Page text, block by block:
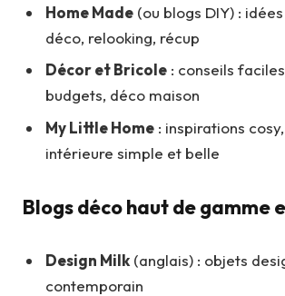
Home Made (ou blogs DIY) :
déco, relooking, récup
Décor et Bricole : conseils
budgets, déco maison
My Little Home : inspirations
intérieure simple et belle
Blogs déco haut de gamme
Design Milk (anglais) : objets
contemporain